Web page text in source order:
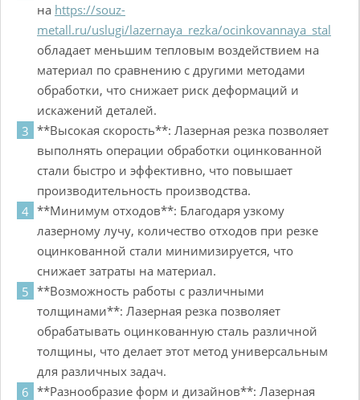
на https://souz-
metall.ru/uslugi/lazernaya_rezka/ocinkovannaya_stal
обладает меньшим тепловым воздействием на
материал по сравнению с другими методами
обработки, что снижает риск деформаций и
искажений деталей.
**Высокая скорость**: Лазерная резка позволяет
выполнять операции обработки оцинкованной
стали быстро и эффективно, что повышает
производительность производства.
**Минимум отходов**: Благодаря узкому
лазерному лучу, количество отходов при резке
оцинкованной стали минимизируется, что
снижает затраты на материал.
**Возможность работы с различными
толщинами**: Лазерная резка позволяет
обрабатывать оцинкованную сталь различной
толщины, что делает этот метод универсальным
для различных задач.
**Разнообразие форм и дизайнов**: Лазерная